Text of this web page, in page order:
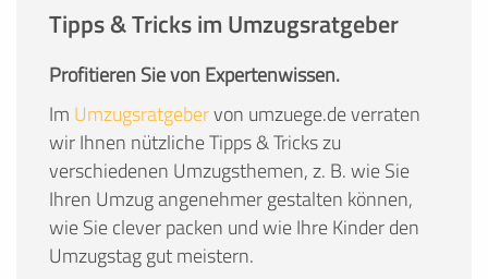
Tipps & Tricks im Umzugsratgeber
Profitieren Sie von Expertenwissen.
Im Umzugsratgebervon umzuege.de verraten
wir Ihnen nützliche Tipps & Tricks zu
verschiedenen Umzugsthemen, z. B. wie Sie
Ihren Umzug angenehmer gestalten können,
wie Sie clever packen und wie Ihre Kinder den
Umzugstag gut meistern.